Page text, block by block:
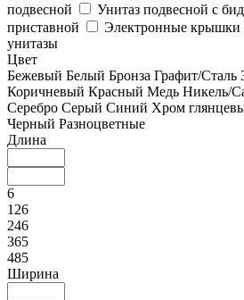
подвесной
Унитаз подвесной с
приставной
Электронные крышки
унитазы
Цвет
Бежевый Белый Бронза Графит/Сталь
Коричневый Красный Медь Никель/
Серебро Серый Синий Хром
Черный Разноцветные
Длина
6
126
246
365
485
Ширина